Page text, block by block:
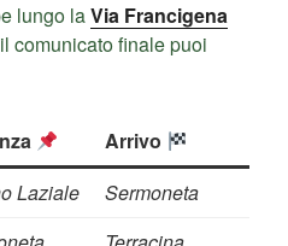
lungo laVia Francigena
comunicato finale puoi
Arrivo
Laziale
Sermoneta